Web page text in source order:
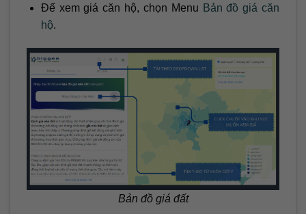
Để xem giá căn hộ, chọn Menu Bản đồ giá căn
hộ.
Bản đồ giá đất